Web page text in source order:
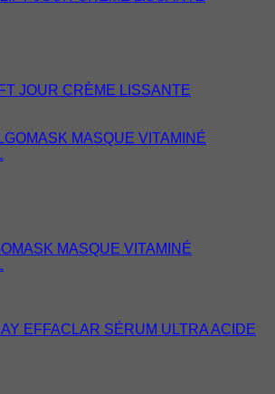
JOUR CRÈME LISSANTE
MASQUE VITAMINÉ